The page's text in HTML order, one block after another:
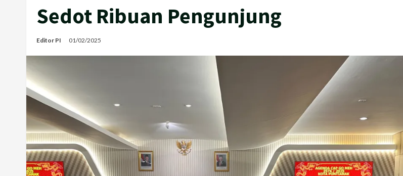
Sedot Ribuan Pengunjung
Editor PI 01/02/2025